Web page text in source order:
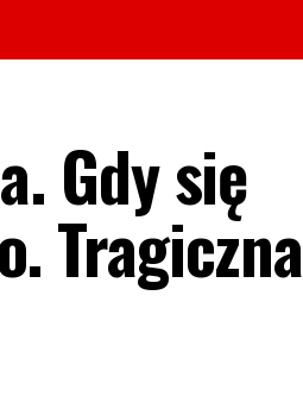
Gdy się
Tragiczna